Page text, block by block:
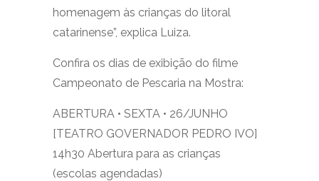
homenagem às crianças do litoral
catarinense”, explica Luiza.
Confira os dias de exibição do filme
Campeonato de Pescaria na Mostra:
ABERTURA • SEXTA • 26/JUNHO
[TEATRO GOVERNADOR PEDRO IVO]
14h30 Abertura para as crianças
(escolas agendadas)